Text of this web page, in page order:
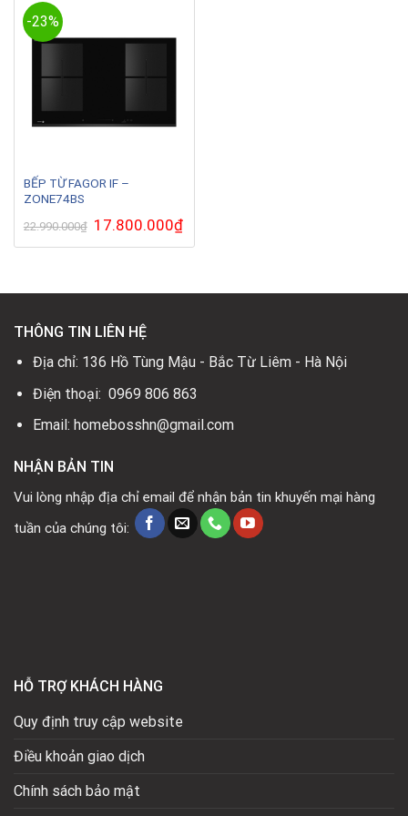
-23%
BẾP TỪ FAGOR IF –
ZONE74BS
22.990.000₫ Giá
gốc
là:
17.800.000₫Giá
hiện
tại
THÔNG TIN LIÊN HỆ
Địa chỉ: 136 Hồ Tùng Mậu - Bắc Từ Liêm - Hà Nội
Điện thoại: 0969 806 863
Email: homebosshn@gmail.com
NHẬN BẢN TIN
Vui lòng nhập địa chỉ email để nhận bản tin khuyến mại hàng
tuần của chúng tôi:
HỖ TRỢ KHÁCH HÀNG
Quy định truy cập website
Điều khoản giao dịch
Chính sách bảo mật